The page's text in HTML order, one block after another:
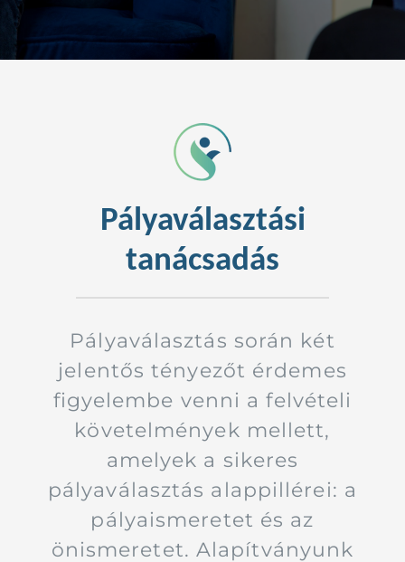
Kapcsolat
Pályaválasztási
tanácsadás
Pályaválasztás során két
jelentős tényezőt érdemes
figyelembe venni a felvételi
követelmények mellett,
amelyek a sikeres
pályaválasztás alappillérei: a
pályaismeretet és az
önismeretet. Alapítványunk